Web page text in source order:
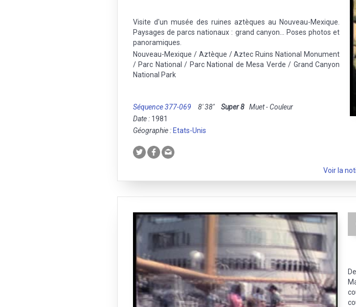
Visite d'un musée des ruines aztèques au Nouveau-Mexique.
Paysages de parcs nationaux : grand canyon... Poses photos et
panoramiques.
Nouveau-Mexique / Aztèque / Aztec Ruins National Monument
/ Parc National / Parc National de Mesa Verde / Grand Canyon
National Park
Séquence 377-069 8' 38'' Super 8 Muet - Couleur
Date : 1981
Géographie : Etats-Unis
Voir la